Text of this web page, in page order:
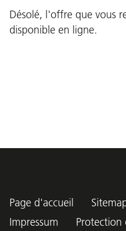
Désolé, l'offre que vous
disponible en ligne.
Page d'accueil
Impressum
Protection